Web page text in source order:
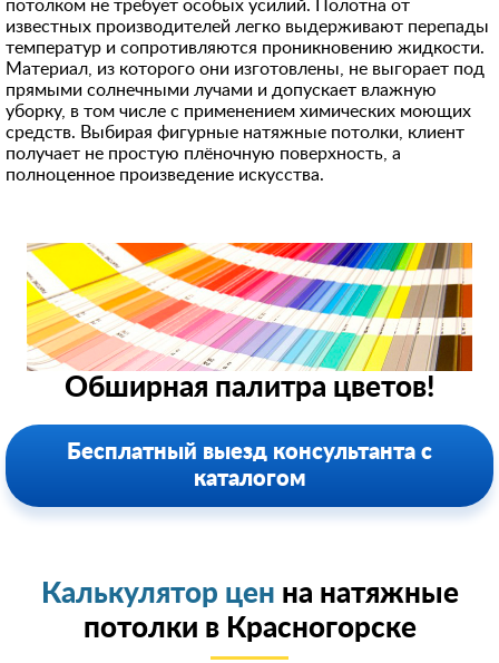
потолком не требует особых усилий. Полотна от
известных производителей легко выдерживают перепады
температур и сопротивляются проникновению жидкости.
Материал, из которого они изготовлены, не выгорает под
прямыми солнечными лучами и допускает влажную
уборку, в том числе с применением химических моющих
средств. Выбирая фигурные натяжные потолки, клиент
получает не простую плёночную поверхность, а
полноценное произведение искусства.
Обширная палитра цветов!
Бесплатный выезд консультанта с
каталогом
Калькулятор цен на натяжные
потолки в Красногорске